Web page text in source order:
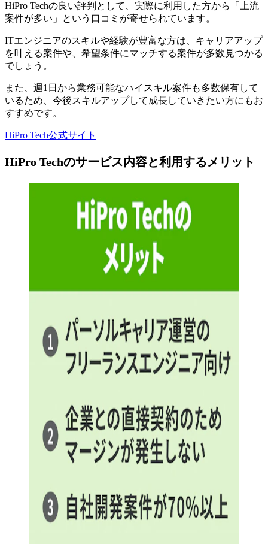
HiPro Techの良い評判として、実際に利用した方から「上流
案件が多い」という口コミが寄せられています。
ITエンジニアのスキルや経験が豊富な方は、キャリアアップ
を叶える案件や、希望条件にマッチする案件が多数見つかる
でしょう。
また、週1日から業務可能なハイスキル案件も多数保有して
いるため、今後スキルアップして成長していきたい方にもお
すすめです。
HiPro Tech公式サイト
HiPro Techのサービス内容と利用するメリット